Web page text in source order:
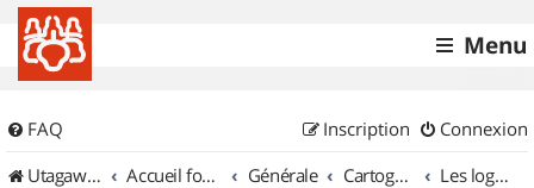
Menu
FAQ Connexion
Inscription
UtagawaVTT (Randos VTT et VTTAE avec traces GPS)
Accueil forum Générale Cartographie et GPS Les logiciels